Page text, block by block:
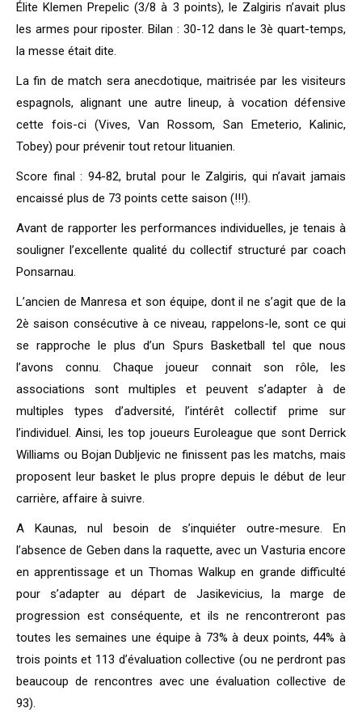
Élite Klemen Prepelic (3/8 à 3 points), le Zalgiris n’avait plus
les armes pour riposter. Bilan : 30-12 dans le 3è quart-temps,
la messe était dite.
La fin de match sera anecdotique, maitrisée par les visiteurs
espagnols, alignant une autre lineup, à vocation défensive
cette fois-ci (Vives, Van Rossom, San Emeterio, Kalinic,
Tobey) pour prévenir tout retour lituanien.
Score final : 94-82, brutal pour le Zalgiris, qui n’avait jamais
encaissé plus de 73 points cette saison (!!!).
Avant de rapporter les performances individuelles, je tenais à
souligner l’excellente qualité du collectif structuré par coach
Ponsarnau.
L’ancien de Manresa et son équipe, dont il ne s’agit que de la
2è saison consécutive à ce niveau, rappelons-le, sont ce qui
se rapproche le plus d’un Spurs Basketball tel que nous
l’avons connu. Chaque joueur connait son rôle, les
associations sont multiples et peuvent s’adapter à de
multiples types d’adversité, l’intérêt collectif prime sur
l’individuel. Ainsi, les top joueurs Euroleague que sont Derrick
Williams ou Bojan Dubljevic ne finissent pas les matchs, mais
proposent leur basket le plus propre depuis le début de leur
carrière, affaire à suivre.
A Kaunas, nul besoin de s’inquiéter outre-mesure. En
l’absence de Geben dans la raquette, avec un Vasturia encore
en apprentissage et un Thomas Walkup en grande difficulté
pour s’adapter au départ de Jasikevicius, la marge de
progression est conséquente, et ils ne rencontreront pas
toutes les semaines une équipe à 73% à deux points, 44% à
trois points et 113 d’évaluation collective (ou ne perdront pas
beaucoup de rencontres avec une évaluation collective de
93).